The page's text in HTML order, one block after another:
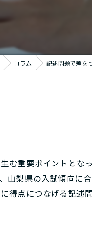
コラム 記述問題で差を
む重要ポイントとな
山梨県の入試傾向に
得点につなげる記述